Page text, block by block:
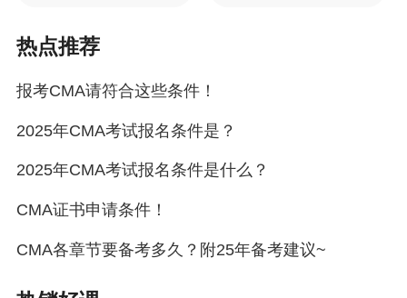
热点推荐
报考CMA请符合这些条件！
2025年CMA考试报名条件是？
2025年CMA考试报名条件是什么？
CMA证书申请条件！
CMA各章节要备考多久？附25年备考建议~